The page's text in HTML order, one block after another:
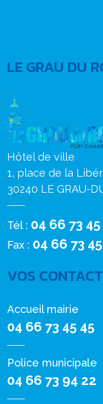
LE GRAU DU
Hôtel de ville
1, place de la
30240 LE GRAU-
Tél : 04 66 73 45
Fax : 04 66 73
VOS
Accueil mairie
04 66 73 45 45
Police municipale
04 66 73 94 22